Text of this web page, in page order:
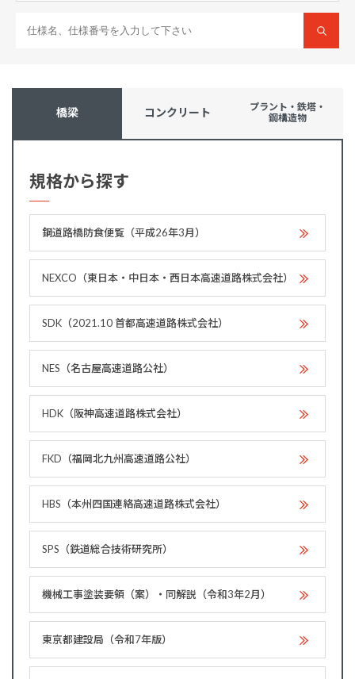
橋梁 コンクリート
プラント・鉄塔・
鋼構造物
規格から探す
鋼道路橋防食便覧（平成26年3月）
NEXCO（東日本・中日本・西日本高速道路株式会社）
SDK（2021.10 首都高速道路株式会社）
NES（名古屋高速道路公社）
HDK（阪神高速道路株式会社）
FKD（福岡北九州高速道路公社）
HBS（本州四国連絡高速道路株式会社）
SPS（鉄道総合技術研究所）
機械工事塗装要領（案）・同解説（令和3年2月）
東京都建設局（令和7年版）